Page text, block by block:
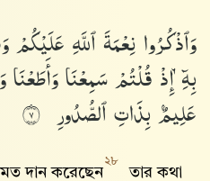
وَٱذْكُرُوا۟نِعْمَةَٱللَّهِعَلَيْكُمْ
بِهِۦٓإِذْقُلْتُمْسَمِعْنَاوَأَطَعْنَا
عَلِيمٌۢبِذَاتِٱلصُّدُورِ ٧
দান করেছেন
২৮
তার কথা